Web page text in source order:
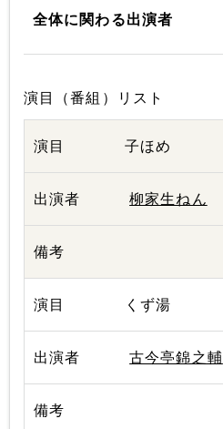
全体に関わる出演者
演目（番組）リスト
子ほめ
柳家生ねん
くず湯
古今亭錦之輔